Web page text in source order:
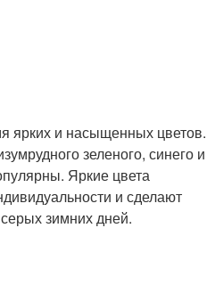
ярких и насыщенных цветов.
зеленого, синего и
Яркие цвета
и сделают
зимних дней.